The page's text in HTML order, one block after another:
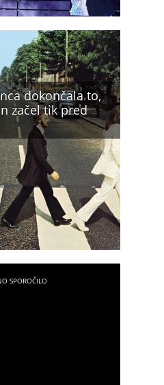
dokončala to,
začel tik pred